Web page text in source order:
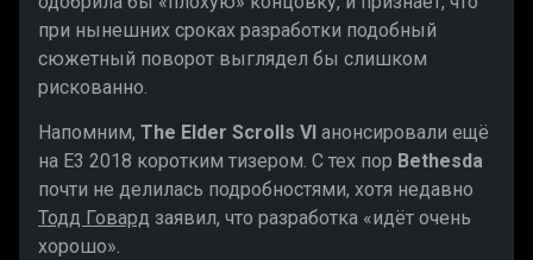
при нынешних сроках разработки подобный
сюжетный поворот выглядел бы слишком
рискованно.
Напомним, The Elder Scrolls VI анонсировали ещё
на E3 2018 коротким тизером. С тех пор Bethesda
почти не делилась подробностями, хотя недавно
Тодд Говард заявил, что разработка «идёт очень
хорошо».